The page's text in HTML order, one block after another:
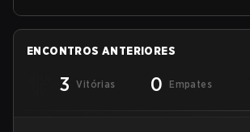
ENCONTROS ANTERIORES
3 Vitórias 0 Empates